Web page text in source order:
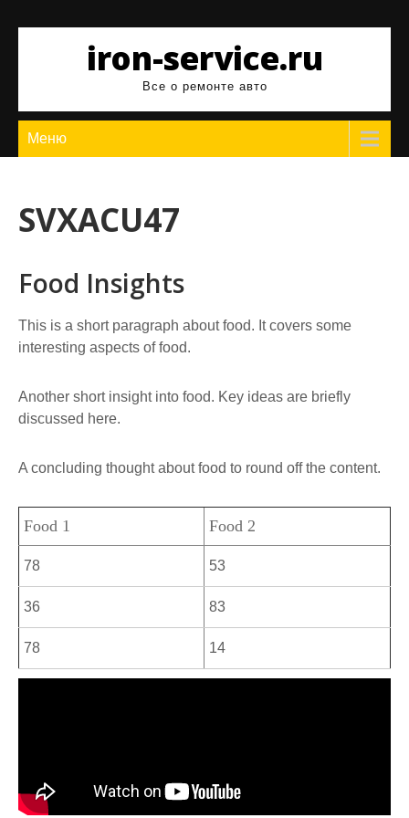
содержимомуiron-service.ru
Все о ремонте авто
Меню
SVXACU47
Food Insights
This is a short paragraph about food. It covers some
interesting aspects of food.
Another short insight into food. Key ideas are briefly
discussed here.
A concluding thought about food to round off the content.
Food 1 Food 2
78 53
36 83
78 14